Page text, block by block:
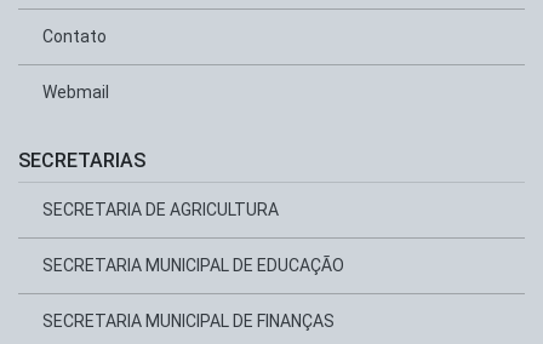
Contato
Webmail
SECRETARIAS
SECRETARIA DE AGRICULTURA
SECRETARIA MUNICIPAL DE EDUCAÇÃO
SECRETARIA MUNICIPAL DE FINANÇAS